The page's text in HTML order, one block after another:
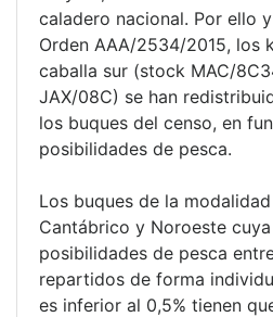
caladero nacional. Por ello
Orden AAA/2534/2015, los
caballa sur (stock MAC/
JAX/08C) se han
los buques del censo, en
posibilidades de pesca.
Los buques de la
Cantábrico y Noroeste
posibilidades de pesca
repartidos de forma
es inferior al 0,5% tienen